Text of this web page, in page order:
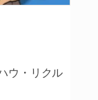
ウ・リクル